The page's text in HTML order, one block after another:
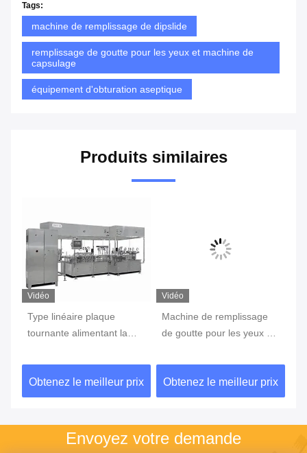
Tags:
machine de remplissage de dipslide
remplissage de goutte pour les yeux et machine de
capsulage
équipement d'obturation aseptique
Produits similaires
Vidéo
Type linéaire plaque
tournante alimentant la
liquide aseptique
pharmaceutique
Obtenez le meilleur prix
Vidéo
Machine de remplissage
de goutte pour les yeux de
d'affichage à cristaux
liquides
Obtenez le meilleur prix
Envoyez votre demande